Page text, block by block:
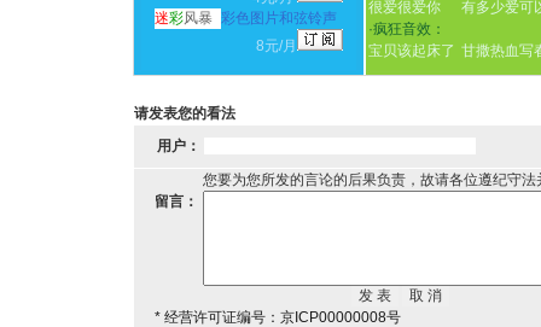
迷彩风暴 彩色图片和弦铃声
8元/月
很爱很爱你
有多少爱可
·疯狂音效：
宝贝该起床了 甘撒热血写
请发表您的看法
用户：
您要为您所发的言论的后果负责，故请各位遵纪守
留言：
* 经营许可证编号：京ICP00000008号